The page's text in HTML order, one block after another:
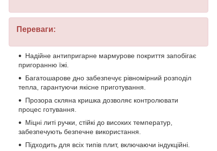
Переваги:
Надійне антипригарне мармурове покриття запобігає
пригоранню їжі.
Багатошарове дно забезпечує рівномірний розподіл
тепла, гарантуючи якісне приготування.
Прозора скляна кришка дозволяє контролювати
процес готування.
Міцні литі ручки, стійкі до високих температур,
забезпечують безпечне використання.
Підходить для всіх типів плит, включаючи індукційні.